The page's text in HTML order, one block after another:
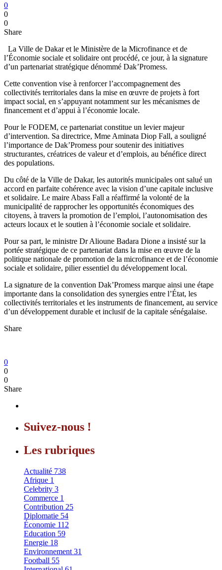
0
0
0
Share
La Ville de Dakar et le Ministère de la Microfinance et de
l’Économie sociale et solidaire ont procédé, ce jour, à la signature
d’un partenariat stratégique dénommé Dak’Promess.
Cette convention vise à renforcer l’accompagnement des
collectivités territoriales dans la mise en œuvre de projets à fort
impact social, en s’appuyant notamment sur les mécanismes de
financement et d’appui à l’économie locale.
Pour le FODEM, ce partenariat constitue un levier majeur
d’intervention. Sa directrice, Mme Aminata Diop Fall, a souligné
l’importance de Dak’Promess pour soutenir des initiatives
structurantes, créatrices de valeur et d’emplois, au bénéfice direct
des populations.
Du côté de la Ville de Dakar, les autorités municipales ont salué un
accord en parfaite cohérence avec la vision d’une capitale inclusive
et solidaire. Le maire Abass Fall a réaffirmé la volonté de la
municipalité de rapprocher les opportunités économiques des
citoyens, à travers la promotion de l’emploi, l’autonomisation des
acteurs locaux et le soutien à l’économie sociale et solidaire.
Pour sa part, le ministre Dr Alioune Badara Dione a insisté sur la
portée stratégique de ce partenariat dans la mise en œuvre de la
politique nationale de promotion de la microfinance et de l’économie
sociale et solidaire, pilier essentiel du développement local.
La signature de la convention Dak’Promess marque ainsi une étape
importante dans la consolidation des synergies entre l’État, les
collectivités territoriales et les instruments de financement, au service
d’un développement durable et inclusif de la capitale sénégalaise.
Share
0
0
0
Share
Suivez-nous !
Les rubriques
Actualité 738
Afrique 1
Celebrity 3
Commerce 1
Contribution 25
Diplomatie 54
Économie 112
Education 59
Energie 18
Environnement 31
Football 55